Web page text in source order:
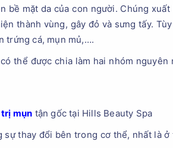
mặt da của con người. Chúng
thành vùng, gây đỏ và sưng tấy.
trứng cá, mụn mủ,….
thể được chia làm hai nhóm nguyên
mụn tận gốc tại Hills Beauty Spa
sự thay đổi bên trong cơ thể, nhất là